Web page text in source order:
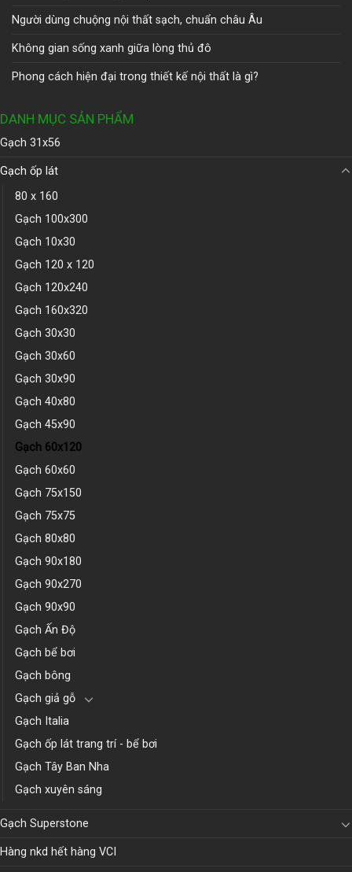
Người dùng chuộng nội thất sạch, chuẩn châu Âu
Không gian sống xanh giữa lòng thủ đô
Phong cách hiện đại trong thiết kế nội thất là gì?
DANH MỤC SẢN PHẨM
Gạch 31x56
Gạch ốp lát
80 x 160
Gạch 100x300
Gạch 10x30
Gạch 120 x 120
Gạch 120x240
Gạch 160x320
Gạch 30x30
Gạch 30x60
Gạch 30x90
Gạch 40x80
Gạch 45x90
Gạch 60x120
Gạch 60x60
Gạch 75x150
Gạch 75x75
Gạch 80x80
Gạch 90x180
Gạch 90x270
Gạch 90x90
Gạch Ấn Độ
Gạch bể bơi
Gạch bông
Gạch giả gỗ
Gạch Italia
Gạch ốp lát trang trí - bể bơi
Gạch Tây Ban Nha
Gạch xuyên sáng
Gạch Superstone
Hàng nkd hết hàng VCI